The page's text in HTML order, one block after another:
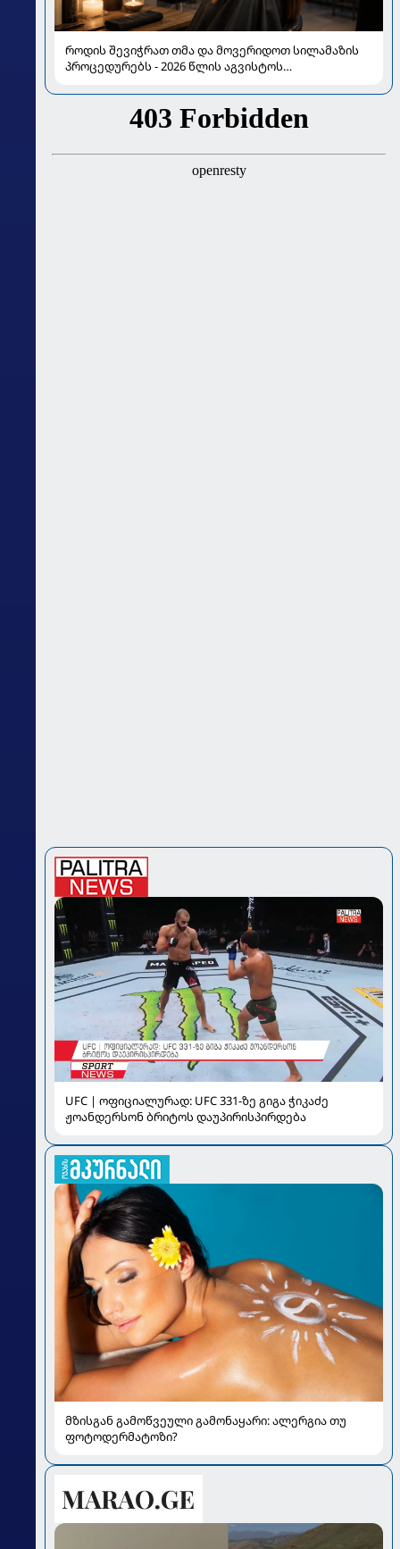
როდის შევიჭრათ თმა და მოვერიდოთ სილამაზის
პროცედურებს - 2026 წლის აგვისტოს
UFC | ოფიციალურად: UFC 331-ზე გიგა ჭიკაძე
ჟოანდერსონ ბრიტოს დაუპირისპირდება
მზისგან გამოწვეული გამონაყარი: ალერგია თუ
ფოტოდერმატოზი?